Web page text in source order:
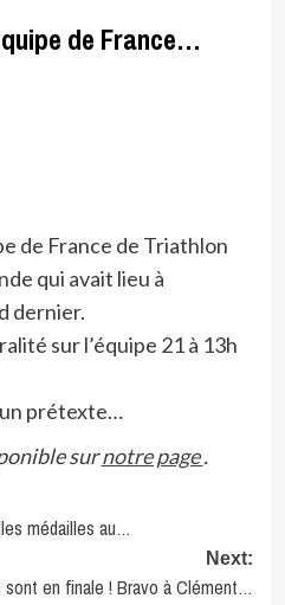
de France…
de France de Triathlon
qui avait lieu à
dernier.
sur l’équipe 21 à 13h
prétexte…
surnotre page.
médailles au…
Next:
sont en finale ! Bravo à Clément…